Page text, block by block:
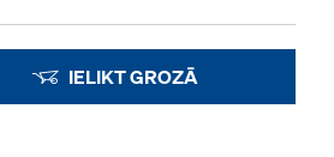
IELIKT GROZĀ